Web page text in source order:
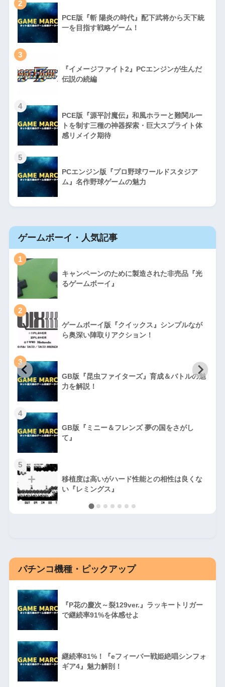
2
PCE版『斬 陽炎の時代』配下武将から天下統
一を目指す戦略ゲーム！
3
『イメージファイト2』PCエンジンが生んだ
伝説の続編
4
PCE版『源平討魔伝』和風ホラーと難関ルー
トを制す三種の神器探索・巨大スプライト体
感リメイク期待
5
PCエンジン版『プロ野球ワールドスタジア
ム』名作野球ゲームの魅力
ゲームボーイ・人気記事
1
キャンペーンのために製造された非売品『光
るゲームボーイ』
2
ゲームボーイ版『クイックス』シンプルなが
ら奥深い陣取りアクション！
3
GB版『昆虫ファイターズ』育成＆バトルの魅
力を解説！
4
GB版『ミニー＆フレンズ 夢の国をさがし
て』
5
移植度は高いがハード性能との相性は良くな
い『レミングス』
パチンコ機種・ピックアップ
『P花の慶次～裂129ver.』ラッキートリガー
で継続率91%を体感せよ
継続率81%！『eフィーバー戦姫絶唱シンフォ
ギア4』魅力解剖！